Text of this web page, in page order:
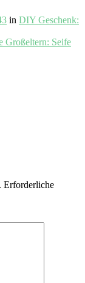
in DIY Geschenk:
Erforderliche